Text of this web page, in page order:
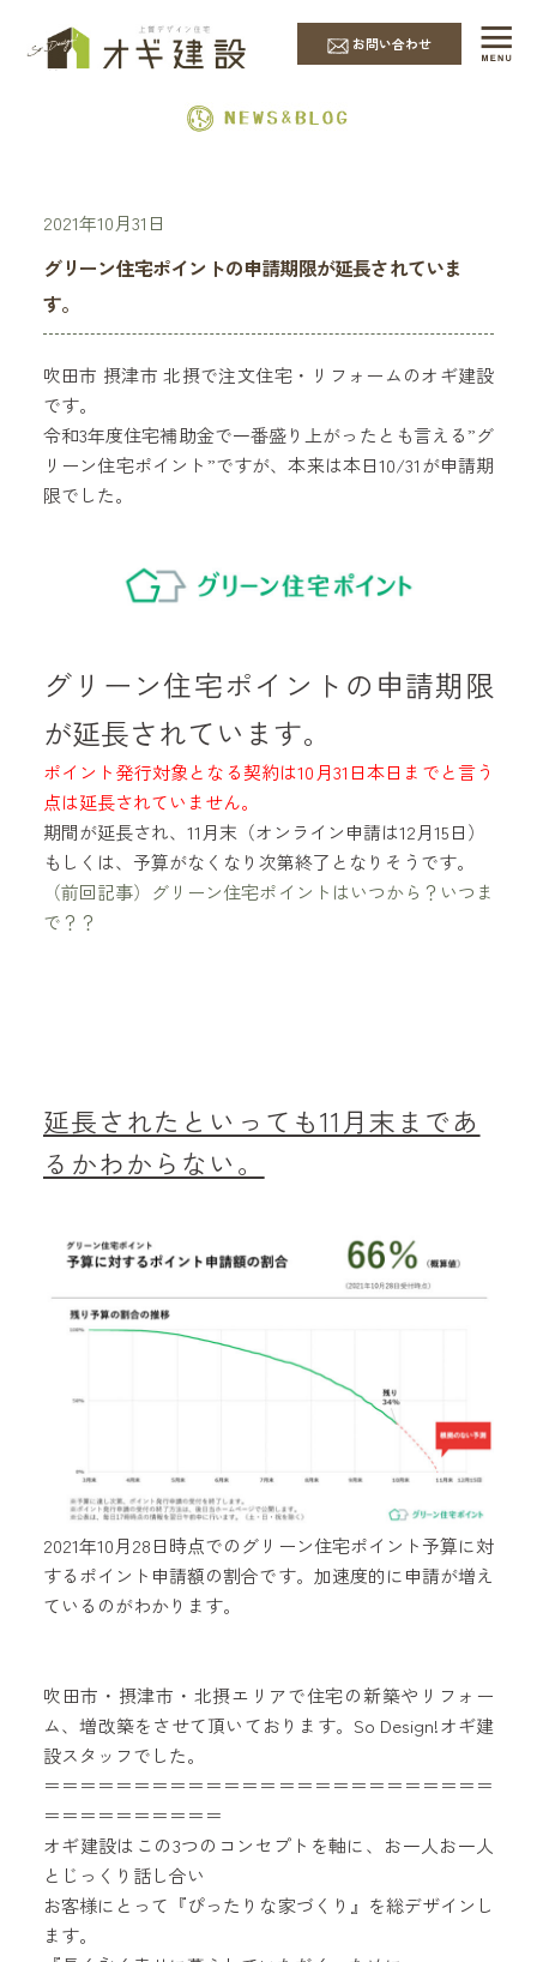
お問い合わせ
EVENT & NEWS
2021年10月31日
グリーン住宅ポイントの申請期限が延長されていま
す。
吹田市 摂津市 北摂で注文住宅・リフォームのオギ建設
です。
令和3年度住宅補助金で一番盛り上がったとも言える”グ
リーン住宅ポイント”ですが、本来は本日10/31が申請期
限でした。
グリーン住宅ポイントの申請期限
が延長されています。
ポイント発行対象となる契約は10月31日本日までと言う
点は延長されていません。
期間が延長され、11月末（オンライン申請は12月15日）
もしくは、予算がなくなり次第終了となりそうです。
（前回記事）グリーン住宅ポイントはいつから？いつま
で？？
延長されたといっても11月末まであ
るかわからない。
2021年10月28日時点でのグリーン住宅ポイント予算に対
するポイント申請額の割合です。加速度的に申請が増え
ているのがわかります。
吹田市・摂津市・北摂エリアで住宅の新築やリフォー
ム、増改築をさせて頂いております。So Design!オギ建
設スタッフでした。
＝＝＝＝＝＝＝＝＝＝＝＝＝＝＝＝＝＝＝＝＝＝＝＝＝
＝＝＝＝＝＝＝＝＝＝
オギ建設はこの3つのコンセプトを軸に、お一人お一人
とじっくり話し合い
お客様にとって『ぴったりな家づくり』を総デザインし
ます。